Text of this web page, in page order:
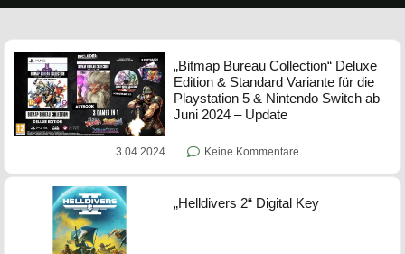
„Bitmap Bureau Collection“ Deluxe
Edition & Standard Variante für die
Playstation 5 & Nintendo Switch ab
Juni 2024 – Update
3.04.2024 Keine Kommentare
„Helldivers 2“ Digital Key